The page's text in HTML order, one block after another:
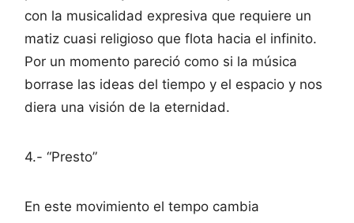
con la musicalidad expresiva que requiere un
matiz cuasi religioso que flota hacia el infinito.
Por un momento pareció como si la música
borrase las ideas del tiempo y el espacio y nos
diera una visión de la eternidad.
4.- “Presto”
En este movimiento el tempo cambia